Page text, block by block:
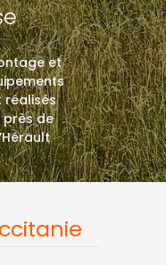
et
réalisés
de